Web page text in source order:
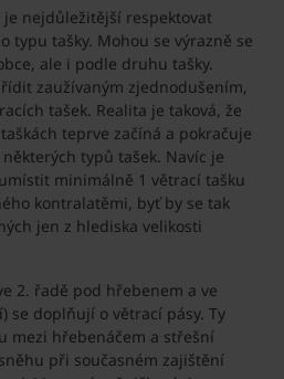
nejdůležitější respektovat
typu tašky. Mohou se výrazně se
ale i podle druhu tašky.
zaužívaným zjednodušením,
tašek. Realita je taková, že
teprve začíná a pokračuje
typů tašek. Navíc je
minimálně 1 větrací tašku
kontralatěmi, byť by se tak
jen z hlediska velikosti
2. řadě pod hřebenem a ve
se doplňují o větrací pásy. Ty
mezi hřebenáčem a střešní
při současném zajištění